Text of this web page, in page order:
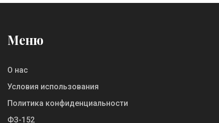
Меню
О нас
Условия использования
Политика конфиденциальности
ФЗ-152